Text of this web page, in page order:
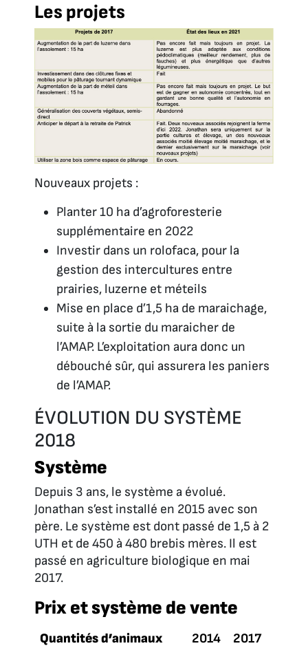
Les projets
Nouveaux projets :
Planter 10 ha d’agroforesterie
supplémentaire en 2022
Investir dans un rolofaca, pour la
gestion des intercultures entre
prairies, luzerne et méteils
Mise en place d’1,5 ha de maraichage,
suite à la sortie du maraicher de
l’AMAP. L’exploitation aura donc un
débouché sûr, qui assurera les paniers
de l’AMAP.
ÉVOLUTION DU SYSTÈME
2018
Système
Depuis 3 ans, le système a évolué.
Jonathan s’est installé en 2015 avec son
père. Le système est dont passé de 1,5 à 2
UTH et de 450 à 480 brebis mères. Il est
passé en agriculture biologique en mai
2017.
Prix et système de vente
Quantités d’animaux 2014
2017